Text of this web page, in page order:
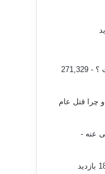
؟
- 271,329
چرا قتل عام
عنه -